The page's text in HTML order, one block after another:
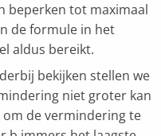
beperken tot maximaal
de formule in het
aldus bereikt.
bekijken stellen we
niet groter kan
de vermindering te